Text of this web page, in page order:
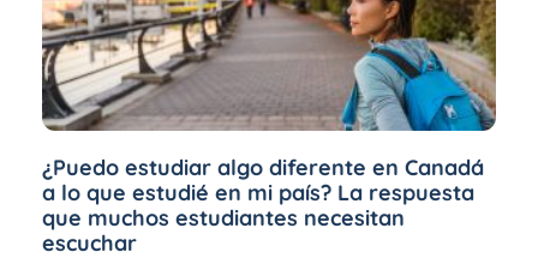
¿Puedo estudiar algo diferente en Canadá
a lo que estudié en mi país? La respuesta
que muchos estudiantes necesitan
escuchar